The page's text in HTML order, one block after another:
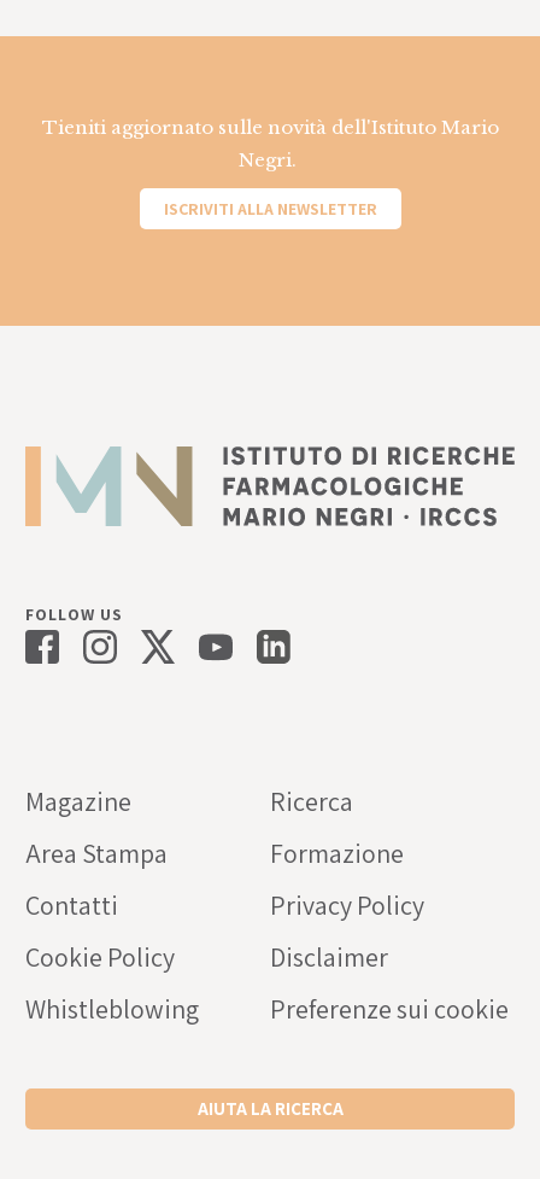
Tieniti aggiornato sulle novità dell'Istituto Mario
Negri.
ISCRIVITI ALLA NEWSLETTER
FOLLOW US
Magazine
Ricerca
Area Stampa
Formazione
Contatti
Privacy Policy
Cookie Policy
Disclaimer
Whistleblowing
Preferenze sui cookie
AIUTA LA RICERCA